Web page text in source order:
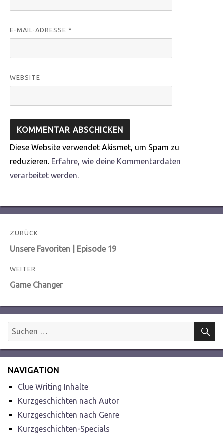
E-MAIL-ADRESSE *
WEBSITE
Diese Website verwendet Akismet, um Spam zu
reduzieren. Erfahre, wie deine Kommentardaten
verarbeitet werden.
Beitragsnavigation
ZURÜCK
Vorheriger
Unsere Favoriten | Episode 19
WEITER
Nächster
Game Changer
Suchen
nach:
NAVIGATION
Clue Writing Inhalte
Kurzgeschichten nach Autor
Kurzgeschichten nach Genre
Kurzgeschichten-Specials